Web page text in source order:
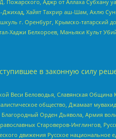
Аджр от Аллаха Субхану
Джихад, Хайят Тахрир аш-Шам, Ахлю
г. Оренбург, Крымско-татарский
Хаджи Белхороев, Маньяки Культ
в законную силу
Веси Беловодья, Славянская
общество, Джамаат
Орден Дьявола, Армия
Староверов-Инглингов,
движения Русское национальное